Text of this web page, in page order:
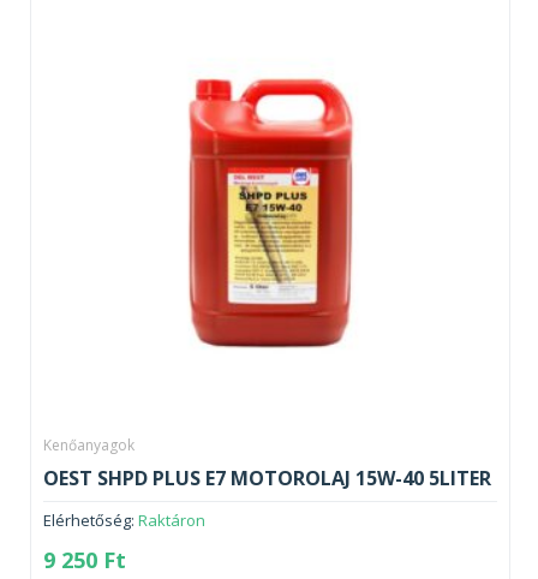
Kenőanyagok
OEST SHPD PLUS E7 MOTOROLAJ 15W-40 5LITER
Elérhetőség: Raktáron
9 250 Ft